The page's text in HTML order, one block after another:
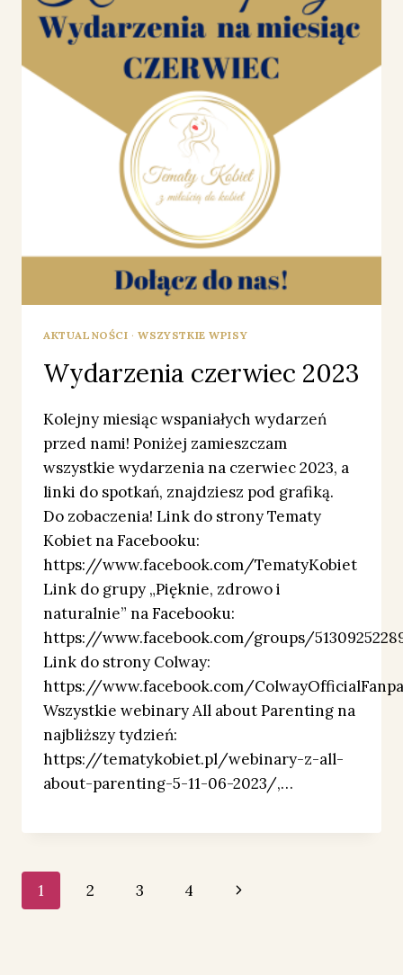
AKTUALNOŚCI ·WSZYSTKIE WPISY
Wydarzenia czerwiec 2023
Kolejny miesiąc wspaniałych wydarzeń
przed nami! Poniżej zamieszczam
wszystkie wydarzenia na czerwiec 2023, a
linki do spotkań, znajdziesz pod grafiką.
Do zobaczenia! Link do strony Tematy
Kobiet na Facebooku:
https://www.facebook.com/TematyKobiet
Link do grupy „Pięknie, zdrowo i
naturalnie” na Facebooku:
https://www.facebook.com/groups/
Link do strony Colway:
https://www.facebook.com/
Wszystkie webinary All about Parenting na
najbliższy tydzień:
https://tematykobiet.pl/webinary-z-all-
about-parenting-5-11-06-2023/,…
Nawigacja
1 2 3 4
Następna